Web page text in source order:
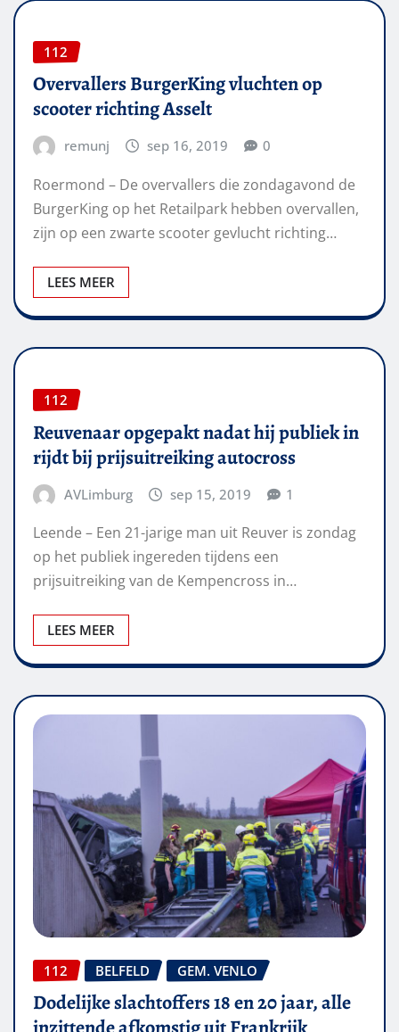
112
Overvallers BurgerKing vluchten op
scooter richting Asselt
remunj sep 16, 2019 0
Roermond – De overvallers die zondagavond de
BurgerKing op het Retailpark hebben overvallen,
zijn op een zwarte scooter gevlucht richting…
LEES MEER
112
Reuvenaar opgepakt nadat hij publiek in
rijdt bij prijsuitreiking autocross
AVLimburg sep 15, 2019 1
Leende – Een 21-jarige man uit Reuver is zondag
op het publiek ingereden tijdens een
prijsuitreiking van de Kempencross in…
LEES MEER
112 BELFELD GEM. VENLO
Dodelijke slachtoffers 18 en 20 jaar, alle